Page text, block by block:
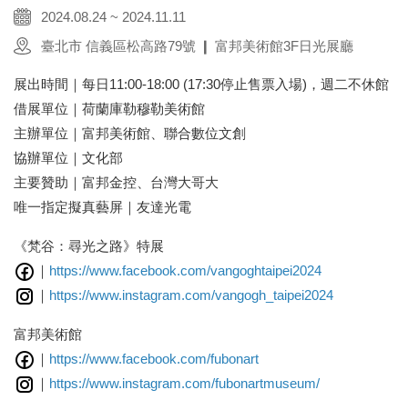
2024.08.24 ~ 2024.11.11
臺北市 信義區松高路79號 ❙ 富邦美術館3F日光展廳
展出時間｜每日11:00-18:00 (17:30停止售票入場)，週二不休館
借展單位｜荷蘭庫勒穆勒美術館
主辦單位｜富邦美術館、聯合數位文創
協辦單位｜文化部
主要贊助｜富邦金控、台灣大哥大
唯一指定擬真藝屏｜友達光電
《梵谷：尋光之路》特展
｜ https://www.facebook.com/vangoghtaipei2024
｜ https://www.instagram.com/vangogh_taipei2024
富邦美術館
｜ https://www.facebook.com/fubonart
｜ https://www.instagram.com/fubonartmuseum/